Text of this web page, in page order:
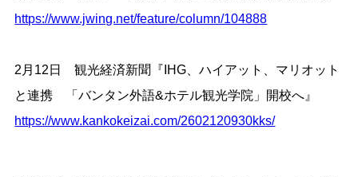
https://www.jwing.net/feature/column/104888
2月12日 観光経済新聞『IHG、ハイアット、マリオット
と連携 「バンタン外語&ホテル観光学院」開校へ』
https://www.kankokeizai.com/2602120930kks/